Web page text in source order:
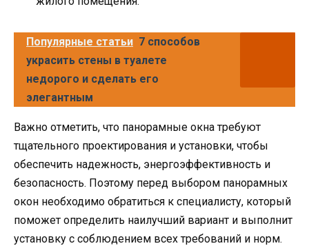
Популярные статьи 7 способов
украсить стены в туалете
недорого и сделать его
элегантным
Важно отметить, что панорамные окна требуют
тщательного проектирования и установки, чтобы
обеспечить надежность, энергоэффективность и
безопасность. Поэтому перед выбором панорамных
окон необходимо обратиться к специалисту, который
поможет определить наилучший вариант и выполнит
установку с соблюдением всех требований и норм.